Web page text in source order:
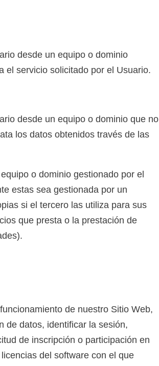
desde un equipo o dominio
el servicio solicitado por el Usuario.
desde un equipo o dominio que no
los datos obtenidos través de las
o dominio gestionado por el
estas sea gestionada por un
si el tercero las utiliza para sus
que presta o la prestación de
de nuestro Sitio Web,
de datos, identificar la sesión,
de inscripción o participación en
del software con el que